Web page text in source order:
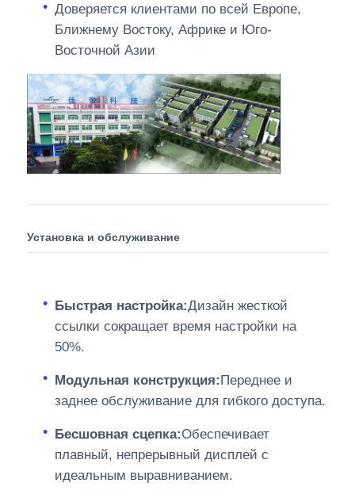
Доверяется клиентами по всей Европе,
Ближнему Востоку, Африке и Юго-
Восточной Азии
Установка и обслуживание
Быстрая настройка:Дизайн жесткой
ссылки сокращает время настройки на
50%.
Модульная конструкция:Переднее и
заднее обслуживание для гибкого доступа.
Бесшовная сцепка:Обеспечивает
плавный, непрерывный дисплей с
идеальным выравниванием.